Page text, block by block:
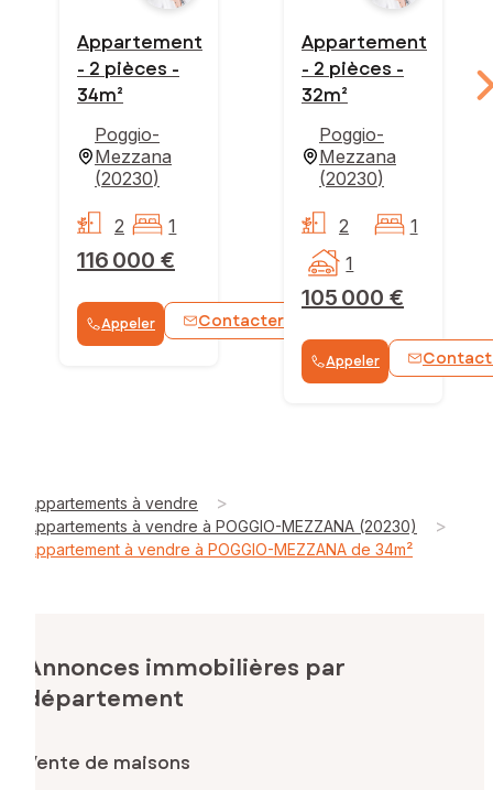
Appartement
- 2 pièces -
34m²
Poggio-
Mezzana
(20230)
116 000 €
2 1
Appeler Contacter
Appartement
- 2 pièces -
32m²
Poggio-
Mezzana
(20230)
105 000 €
2
1
1
Appeler
Appartements à vendre >
Appartements à vendre à POGGIO-MEZZANA (20230) >
Appartement à vendre à POGGIO-MEZZANA de 34m²
Annonces immobilières par
département
Vente de maisons